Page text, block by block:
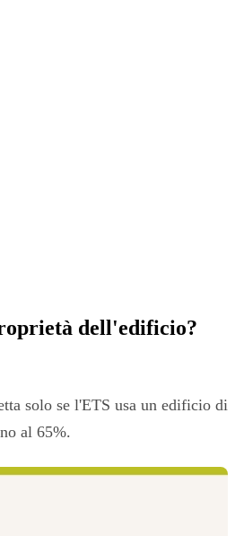
dell'edificio?
solo se l'ETS usa un edificio di
al 65%.